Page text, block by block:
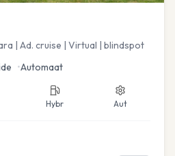
| Ad. cruise | Virtual | blindspot
•Automaat
Hybr Aut